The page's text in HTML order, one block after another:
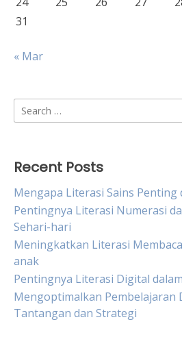
31
« Mar
Search
for:
Recent Posts
Mengapa Literasi Sains Penting
Pentingnya Literasi Numerasi
Sehari-hari
Meningkatkan Literasi
anak
Pentingnya Literasi Digital
Mengoptimalkan Pembelajaran
Tantangan dan Strategi